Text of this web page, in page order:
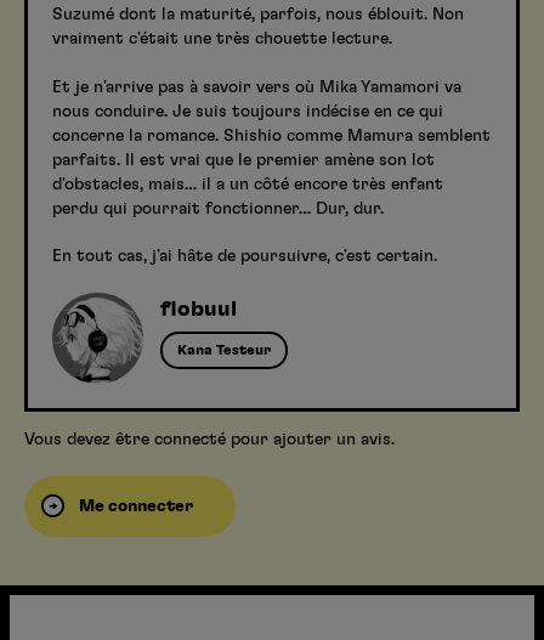
Suzumé dont la maturité, parfois, nous éblouit. Non
vraiment c'était une très chouette lecture.
Et je n'arrive pas à savoir vers où Mika Yamamori va
nous conduire. Je suis toujours indécise en ce qui
concerne la romance. Shishio comme Mamura semblent
parfaits. Il est vrai que le premier amène son lot
d'obstacles, mais… il a un côté encore très enfant
perdu qui pourrait fonctionner… Dur, dur.
En tout cas, j'ai hâte de poursuivre, c'est certain.
flobuul
Kana Testeur
Vous devez être connecté pour ajouter un avis.
Me connecter